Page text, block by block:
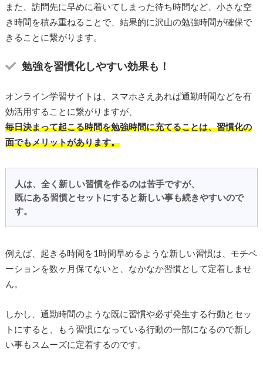
また、訪問先に早めに着いてしまった待ち時間など、小さな空
き時間を積み重ねることで、結果的に沢山の勉強時間が確保で
きることに繋がります。
勉強を習慣化しやすい効果も！
オンライン学習サイトは、スマホさえあれば通勤時間などを有
効活用することに繋がりますが、
毎日決まって起こる時間を勉強時間に充てることは、習慣化の
面でもメリットがあります。
人は、全く新しい習慣を作るのは苦手ですが、
既にある習慣とセットにすると新しい事も続きやすいので
す。
例えば、起きる時間を1時間早めるような新しい習慣は、モチベ
ーションを数ヶ月保てないと、なかなか習慣として定着しませ
ん。
しかし、通勤時間のような既に習慣や必ず発生する行動とセッ
トにすると、もう習慣になっている行動の一部になるので新し
い事もスムーズに定着するのです。